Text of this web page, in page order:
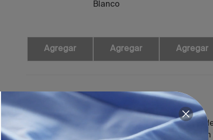
Agregar
Blanco
Agregar Agregar
Sábana Encimera Chamonix Blanco
Una prenda en blanco puro, suaves al tacto y
impecable, gracias su composición en